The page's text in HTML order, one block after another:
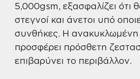
5,000gsm, εξασφαλίζει ότι
στεγνοί και άνετοι υπό
συνθήκες. Η
προσφέρει πρόσθετη
επιβαρύνει το περιβάλλον.